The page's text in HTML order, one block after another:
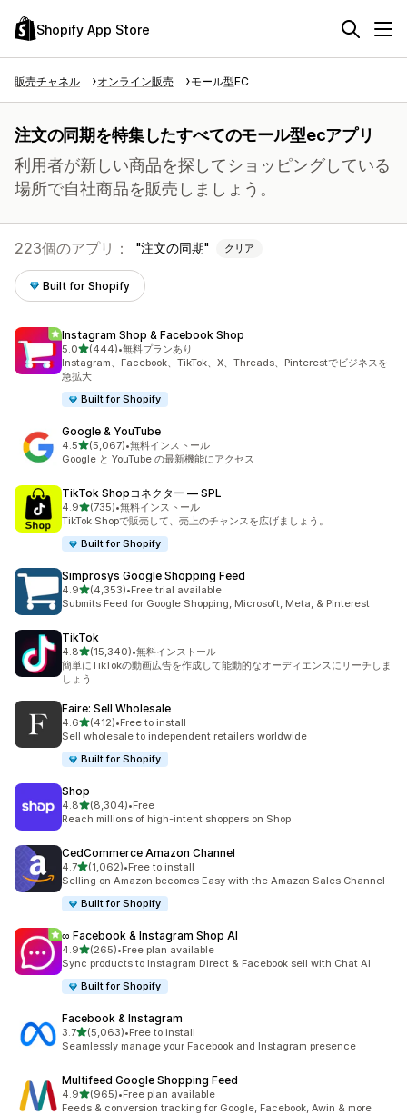
Shopify App Store
販売チャネル オンライン販売 モール型EC
注文の同期を特集したすべてのモール型ecアプリ
利用者が新しい商品を探してショッピングしている
場所で自社商品を販売しましょう。
223個のアプリ： 注文の同期 クリア
Built for Shopify
Instagram Shop & Facebook Shop
5.05つ星中
(444)
合計レビュー数：444件
•無料プランあり
Instagram、Facebook、TikTok、X、Threads、Pinterestでビジネスを
急拡大
Built for Shopify
Google & YouTube
4.55つ星中
(5,067)
合計レビュー数：5067件
•無料インストール
Google と YouTube の最新機能にアクセス
TikTok Shopコネクター — SPL
4.95つ星中
(735)
合計レビュー数：735件
•無料インストール
TikTok Shopで販売して、売上のチャンスを広げましょう。
Built for Shopify
Simprosys Google Shopping Feed
4.95つ星中
(4,353)
合計レビュー数：4353件
•Free trial available
Submits Feed for Google Shopping, Microsoft, Meta, & Pinterest
TikTok
4.85つ星中
(15,340)
合計レビュー数：15340件
•無料インストール
簡単にTikTokの動画広告を作成して能動的なオーディエンスにリーチしま
しょう
Faire: Sell Wholesale
4.65つ星中
(412)
合計レビュー数：412件
•Free to install
Sell wholesale to independent retailers worldwide
Built for Shopify
Shop
4.85つ星中
(8,304)
合計レビュー数：8304件
•Free
Reach millions of high-intent shoppers on Shop
CedCommerce Amazon Channel
4.75つ星中
(1,062)
合計レビュー数：1062件
•Free to install
Selling on Amazon becomes Easy with the Amazon Sales Channel
Built for Shopify
∞ Facebook & Instagram Shop AI
4.95つ星中
(265)
合計レビュー数：265件
•Free plan available
Sync products to Instagram Direct & Facebook sell with Chat AI
Built for Shopify
Facebook & Instagram
3.75つ星中
(5,063)
合計レビュー数：5063件
•Free to install
Seamlessly manage your Facebook and Instagram presence
Multifeed Google Shopping Feed
4.95つ星中
(965)
合計レビュー数：965件
•Free plan available
Feeds & conversion tracking for Google, Facebook, Awin & more